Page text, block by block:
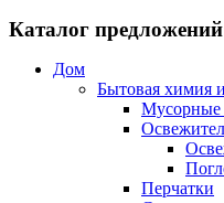
Каталог предложений
Дом
Бытовая химия
Мусорные
Перчатки